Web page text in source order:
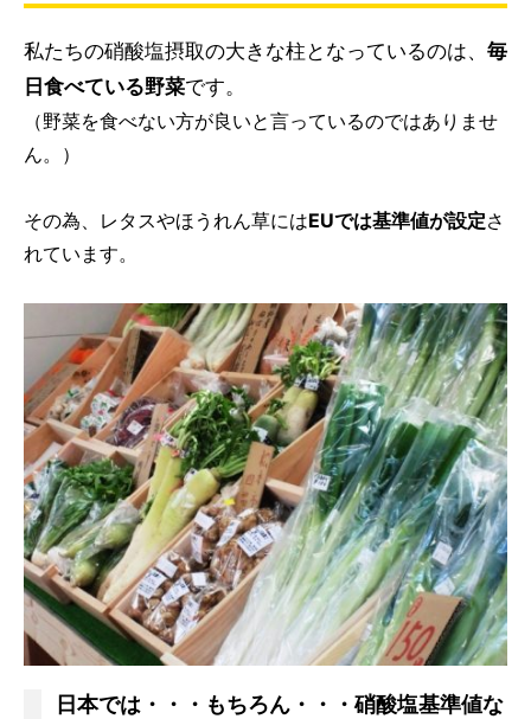
私たちの硝酸塩摂取の大きな柱となっているのは、 毎
日食べている野菜です。
（野菜を食べない方が良いと言っているのではありませ
ん。）
その為、レタスやほうれん草にはEUでは基準値が設定さ
れています。
日本では・・・もちろん・・・硝酸塩基準値な